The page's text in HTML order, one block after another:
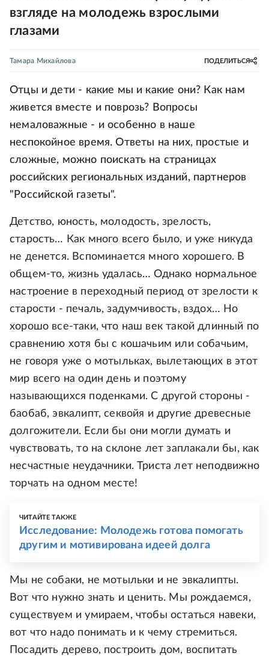
взгляде на молодежь взрослыми
глазами
Тамара Михайлова ПОДЕЛИТЬСЯ
Отцы и дети - какие мы и какие они? Как нам
живется вместе и поврозь? Вопросы
немаловажные - и особенно в наше
неспокойное время. Ответы на них, простые и
сложные, можно поискать на страницах
российских региональных изданий, партнеров
"Российской газеты".
Детство, юность, молодость, зрелость,
старость… Как много всего было, и уже никуда
не денется. Вспоминается много хорошего. В
общем-то, жизнь удалась… Однако нормальное
настроение в переходный период от зрелости к
старости - печаль, задумчивость, вздох… Но
хорошо все-таки, что наш век такой длинный по
сравнению хотя бы с кошачьим или собачьим,
не говоря уже о мотыльках, вылетающих в этот
мир всего на один день и поэтому
называющихся поденками. С другой стороны -
баобаб, эвкалипт, секвойя и другие древесные
долгожители. Если бы они могли думать и
чувствовать, то на склоне лет заплакали бы, как
несчастные неудачники. Триста лет неподвижно
торчать на одном месте!
ЧИТАЙТЕ ТАКЖЕ
Исследование: Молодежь готова помогать
другим и мотивирована идеей долга
Мы не собаки, не мотыльки и не эвкалипты.
Вот что нужно знать и ценить. Мы рождаемся,
существуем и умираем, чтобы остаться навеки,
вот что надо понимать и к чему стремиться.
Посадить дерево, построить дом, воспитать